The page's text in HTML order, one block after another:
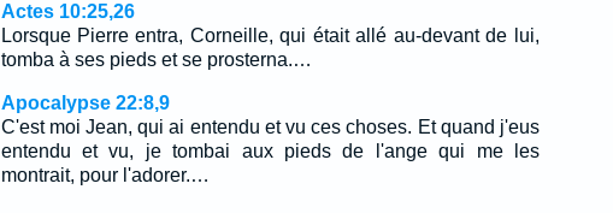
Actes 10:25,26
Lorsque Pierre entra, Corneille, qui était allé au-devant de lui,
tomba à ses pieds et se prosterna.…
Apocalypse 22:8,9
C'est moi Jean, qui ai entendu et vu ces choses. Et quand j'eus
entendu et vu, je tombai aux pieds de l'ange qui me les
montrait, pour l'adorer.…